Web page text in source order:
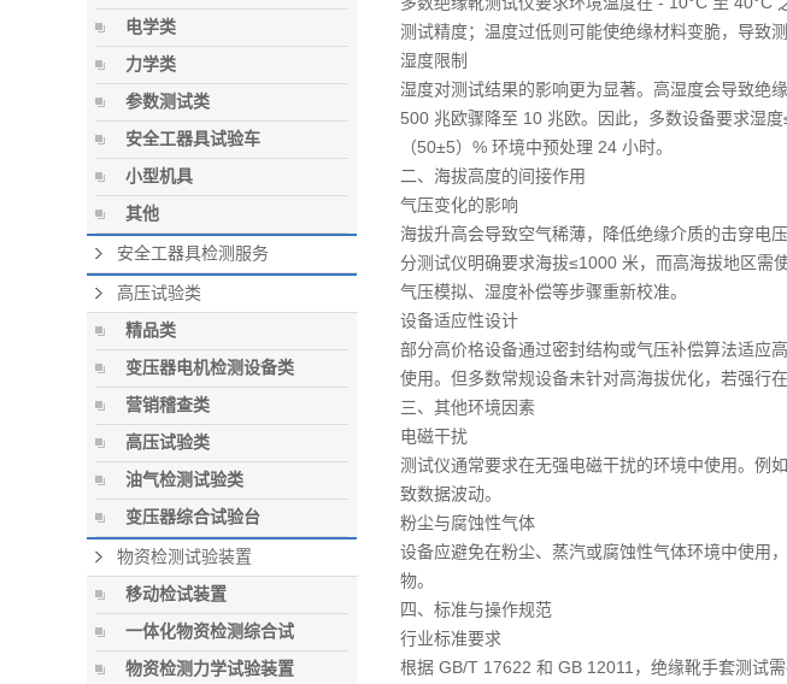
电学类
力学类
参数测试类
安全工器具试验车
小型机具
其他
安全工器具检测服务
高压试验类
精品类
变压器电机检测设备类
营销稽查类
高压试验类
油气检测试验类
变压器综合试验台
物资检测试验装置
移动检试装置
一体化物资检测综合试
物资检测力学试验装置
测试精度；温度过低则可能使绝缘材料变脆，导致测
湿度限制
湿度对测试结果的影响更为显著。高湿度会导致绝
500 兆欧骤降至 10 兆欧。因此，多数设备要求湿
（50±5）% 环境中预处理 24 小时。
二、海拔高度的间接作用
气压变化的影响
海拔升高会导致空气稀薄，降低绝缘介质的击穿电
分测试仪明确要求海拔≤1000 米，而高海拔地区需
气压模拟、湿度补偿等步骤重新校准。
设备适应性设计
部分高价格设备通过密封结构或气压补偿算法适应
使用。但多数常规设备未针对高海拔优化，若强行
三、其他环境因素
电磁干扰
测试仪通常要求在无强电磁干扰的环境中使用。例
致数据波动。
粉尘与腐蚀性气体
设备应避免在粉尘、蒸汽或腐蚀性气体环境中使用
物。
四、标准与操作规范
行业标准要求
根据 GB/T 17622 和 GB 12011，绝缘靴手套测试